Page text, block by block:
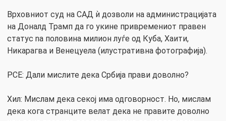
Врховниот суд на САД ѝ дозволи на администрацијата
на Доналд Трамп да го укине привремениот правен
статус na половина милион луѓе од Куба, Хаити,
Никарагва и Венецуела (илустративна фотографија).
РСЕ: Дали мислите дека Србија прави доволно?
Хил: Мислам дека секој има одговорност. Но, мислам
дека кога странците велат дека не правите доволно